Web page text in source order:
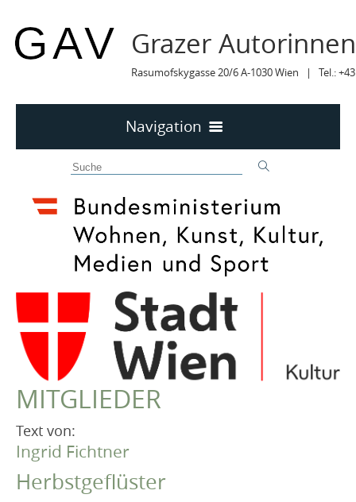
Grazer
Rasumofskygasse 20/6 A-1030 Wien | Tel.:
Navigation
MITTEILUNGEN
MITTEILUNGEN Archiv
TERMINE
TERMINE sortiert
LYRIK IM MÄRZ
MITGLIEDER
VEREIN
Robert Musil Gedenkraum
IN MEMORIAM
MITGLIEDER
Text von:
Ingrid Fichtner
Herbstgeflüster